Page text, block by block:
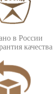
в России
качества